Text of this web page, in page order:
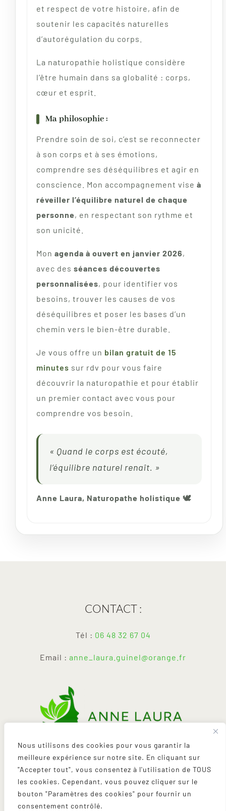
Nous utilisons des cookies pour vous garantir la
meilleure expérience sur notre site. En cliquant sur
"Accepter tout", vous consentez à l'utilisation de TOUS
les cookies. Cependant, vous pouvez cliquer sur le
bouton "Paramètres des cookies" pour fournir un
consentement contrôlé.
et respect de votre histoire, afin de
soutenir les capacités naturelles
d’autorégulation du corps.
La naturopathie holistique considère
l’être humain dans sa globalité : corps,
cœur et esprit.
Ma philosophie :
Prendre soin de soi, c’est se reconnecter
à son corps et à ses émotions,
comprendre ses déséquilibres et agir en
conscience. Mon accompagnement vise à
réveiller l’équilibre naturel de chaque
personne, en respectant son rythme et
son unicité.
Mon agenda à ouvert en janvier 2026,
avec des séances découvertes
personnalisées, pour identifier vos
besoins, trouver les causes de vos
déséquilibres et poser les bases d’un
chemin vers le bien-être durable.
Je vous offre un bilan gratuit de 15
minutes sur rdv pour vous faire
découvrir la naturopathie et pour établir
un premier contact avec vous pour
comprendre vos besoin.
« Quand le corps est écouté,
l’équilibre naturel renaît. »
Anne Laura, Naturopathe holistique 🕊️
CONTACT :
Tél : 06 48 32 67 04
Email : anne_laura.guinel@orange.fr
ME SUIVRE SUR LES RÉSEAUX :